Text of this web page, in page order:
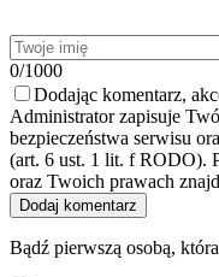
0/1000
Dodając komentarz,
Administrator zapisuje
bezpieczeństwa serwisu
(art. 6 ust. 1 lit. f RODO).
oraz Twoich prawach
Dodaj komentarz
Bądź pierwszą osobą,